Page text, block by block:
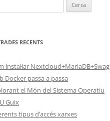
RECENTS
instal·lar Nextcloud+MariaDB+Swag
Docker passa a passa
el Món del Sistema Operatiu
Guix
tipus d’accés xarxes